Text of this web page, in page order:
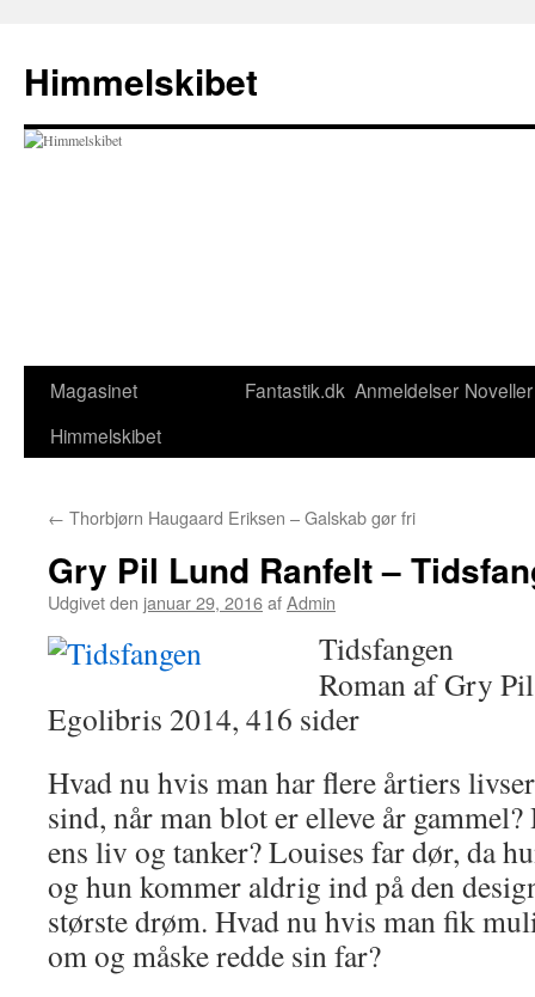
indhold
Himmelskibet
Magasinet
Himmelskibet
Fantastik.dk Anmeldelser Noveller
← Thorbjørn Haugaard Eriksen – Galskab gør fri
Gry Pil Lund Ranfelt –
Udgivet den januar 29, 2016afAdmin
Tidsfangen
Roman af Gry
Egolibris 2014, 416 sider
Hvad nu hvis man har flere årtiers
sind, når man blot er elleve år
ens liv og tanker? Louises far dør, da
og hun kommer aldrig ind på den
største drøm. Hvad nu hvis man fik
om og måske redde sin far?